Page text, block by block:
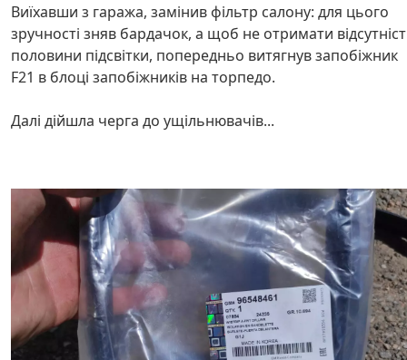
Виїхавши з гаража, замінив фільтр салону: для цього
зручності зняв бардачок, а щоб не отримати
половини підсвітки, попередньо витягнув запобіжник
F21 в блоці запобіжників на торпедо.
Далі дійшла черга до ущільнювачів...